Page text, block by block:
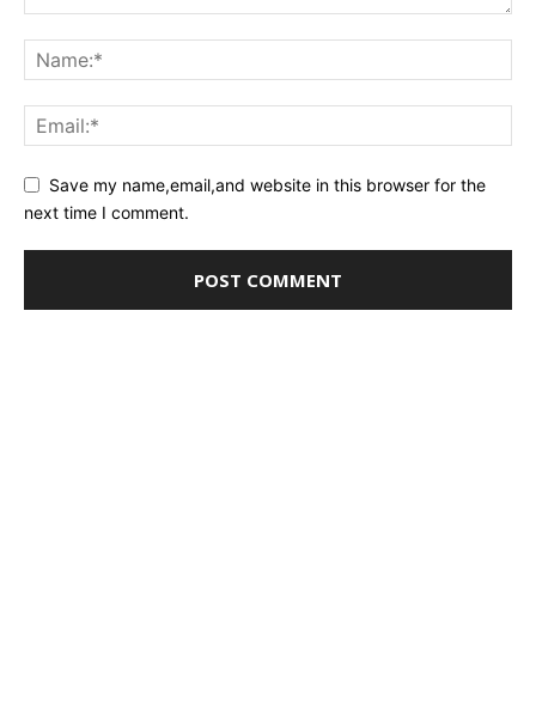
Save my name,email,and website in this browser for the
next time I comment.